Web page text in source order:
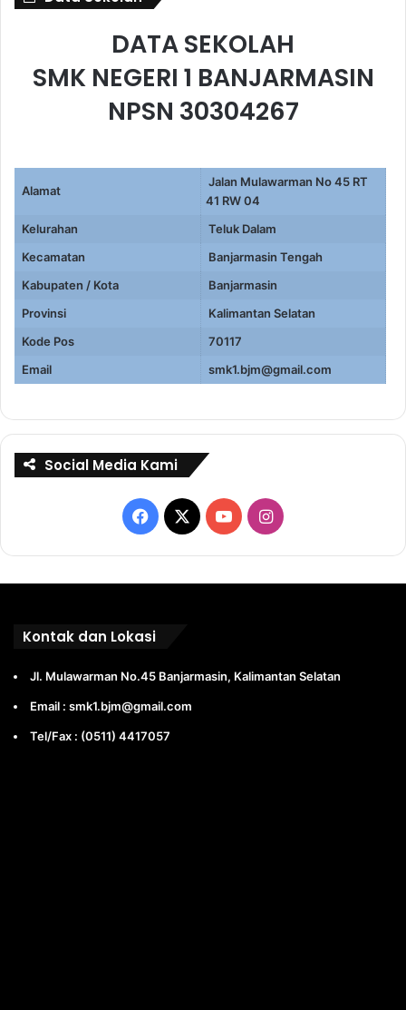
DATA SEKOLAH
SMK NEGERI 1 BANJARMASIN
NPSN 30304267
Alamat
Jalan Mulawarman No 45 RT
41 RW 04
Kelurahan
Teluk Dalam
Kecamatan
Banjarmasin Tengah
Kabupaten / Kota
Banjarmasin
Provinsi
Kalimantan Selatan
Kode Pos
70117
Email
smk1.bjm@gmail.com
Social Media Kami
Facebook
X YouTubeInstagram
Kontak dan Lokasi
Jl. Mulawarman No.45 Banjarmasin, Kalimantan Selatan
Email : smk1.bjm@gmail.com
Tel/Fax : (0511) 4417057